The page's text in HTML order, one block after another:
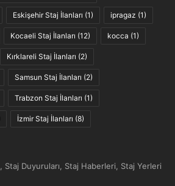
Eskişehir Staj İlanları (1) ipragaz (1)
Kocaeli Staj İlanları (12) kocca (1)
Kırklareli Staj İlanları (2)
Samsun Staj İlanları (2)
Trabzon Staj İlanları (1)
İzmir Staj İlanları (8)
Staj Duyuruları, Staj Haberleri, Staj Yerleri